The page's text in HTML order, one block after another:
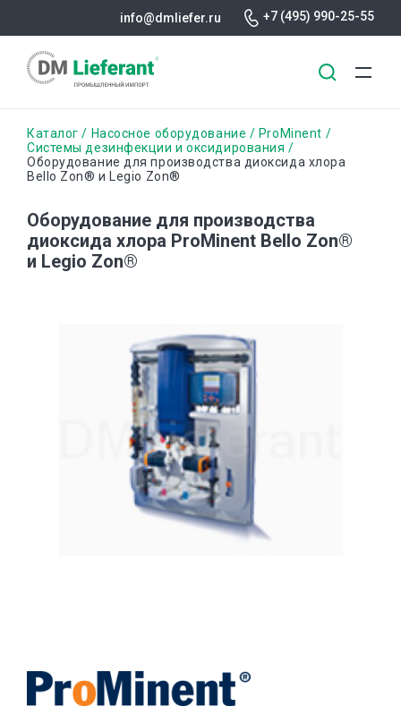
основному
info@dmliefer.ru +7 (495) 990-25-55
Строка
навигации
Каталог Насосное оборудование
ProMinent
Системы дезинфекции и оксидирования
Оборудование для производства диоксида хлора
Bello Zon® и Legio Zon®
Оборудование для производства
диоксида хлора ProMinent Bello Zon®
и Legio Zon®